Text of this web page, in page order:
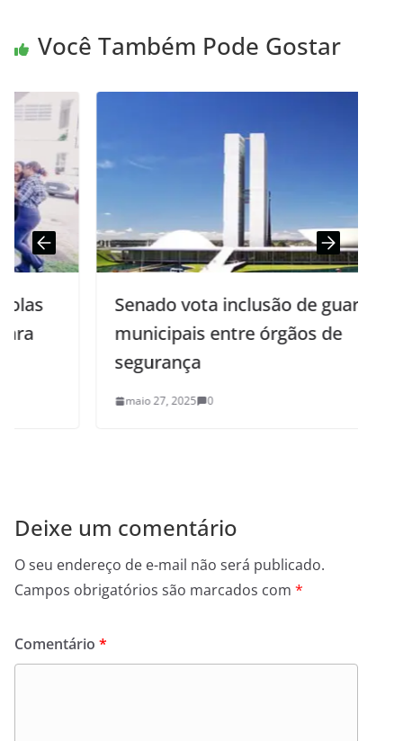
Você Também Pode Gostar
Senado vota inclusão de guardas
municipais entre órgãos de
segurança
maio 27, 2025 0
Deixe um comentário
O seu endereço de e-mail não será publicado.
Campos obrigatórios são marcados com *
Comentário *